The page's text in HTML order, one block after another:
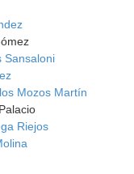
Sansaloni
Mozos Martín
Riejos